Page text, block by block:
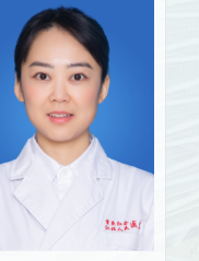
针、毫针、梅花针、杵
衰老养生调护等中医养
骨科术后康复、运动康